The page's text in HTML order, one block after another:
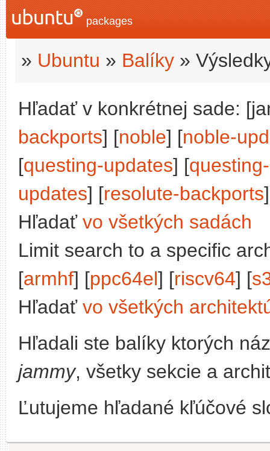
packages
» Ubuntu » Balíky »
Hľadať v konkrétnej sade:
backports] [noble] [noble-
[questing-updates] [
updates] [resolute-backports
Hľadať vo všetkých sadách
Limit search to a specific
[armhf] [ppc64el] [riscv64] [
Hľadať vo všetkých
Hľadali ste balíky ktorých
jammy, všetky sekcie a
Ľutujeme hľadané kľúčové